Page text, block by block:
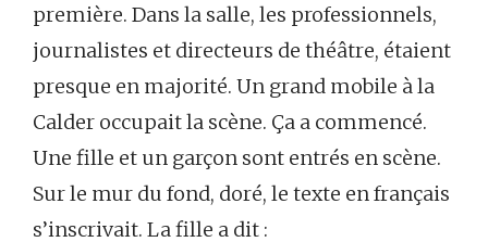
première. Dans la salle, les professionnels,
journalistes et directeurs de théâtre, étaient
presque en majorité. Un grand mobile à la
Calder occupait la scène. Ça a commencé.
Une fille et un garçon sont entrés en scène.
Sur le mur du fond, doré, le texte en français
s’inscrivait. La fille a dit :